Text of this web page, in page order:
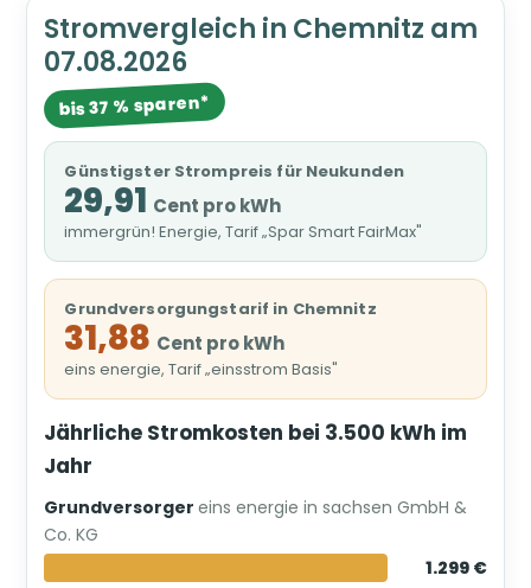
Stromvergleich in Chemnitz am
07.08.2026
bis 37 % sparen*
Günstigster Strompreis für Neukunden
29,91 Cent pro kWh
immergrün! Energie, Tarif „Spar Smart FairMax"
Grundversorgungstarif in Chemnitz
31,88 Cent pro kWh
eins energie, Tarif „einsstrom Basis"
Jährliche Stromkosten bei 3.500 kWh im
Jahr
Grundversorgereins energie in sachsen GmbH &
Co. KG
1.299 €